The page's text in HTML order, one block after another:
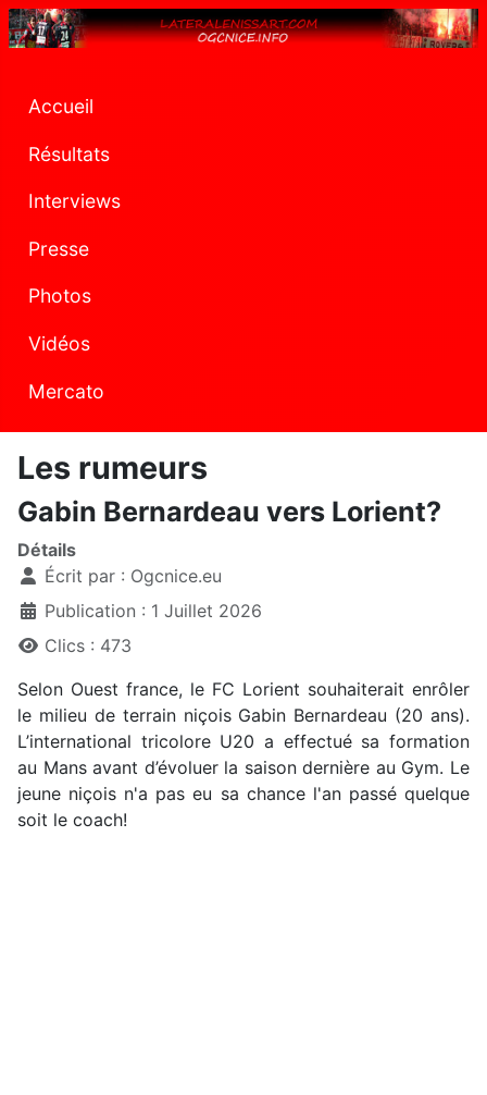
Accueil
Résultats
Interviews
Presse
Photos
Vidéos
Mercato
Les rumeurs
Gabin Bernardeau vers Lorient?
Détails
Écrit par : Ogcnice.eu
Publication : 1 Juillet 2026
Clics : 473
Selon Ouest france, le FC Lorient souhaiterait enrôler
le milieu de terrain niçois Gabin Bernardeau (20 ans).
L’international tricolore U20 a effectué sa formation
au Mans avant d’évoluer la saison dernière au Gym. Le
jeune niçois n'a pas eu sa chance l'an passé quelque
soit le coach!